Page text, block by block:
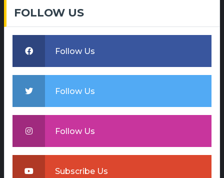
FOLLOW US
Follow Us
Follow Us
Follow Us
Subscribe Us